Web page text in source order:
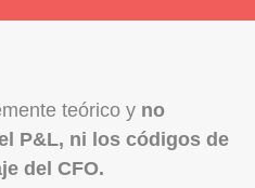
teórico y no
P&L, ni los códigos de
del CFO.